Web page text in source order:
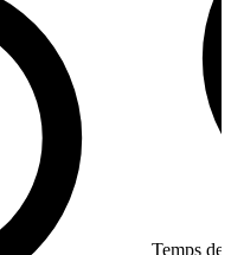
Temps de